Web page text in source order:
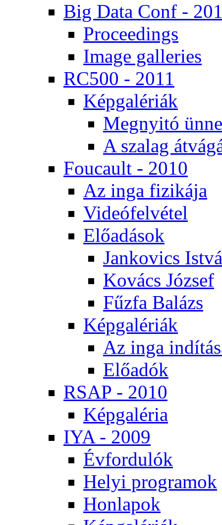
Big Da­ta Conf -
Pro­ce­e­dings
Image gal­le­ri­es
RC500 - 2011
Kép­ga­lé­ri­ák
Meg­nyi­tó
A sza­lag
Fo­u­ca­ult - 2010
Az in­ga fi­zi­ká­ja
Vi­de­ó­fel­vé­tel
Elő­adá­sok
Jan­ko­vics
Ko­vács Jó­zsef
Fűz­fa Ba­lázs
Kép­ga­lé­ri­ák
Az in­ga
Elő­adók
RSAP - 2010
Kép­ga­lé­ria
IYA - 2009
Év­for­du­lók
He­lyi prog­ra­mok
Hon­la­pok